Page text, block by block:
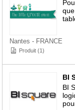
Nantes - FRANCE
Produit (1)
BI
BI